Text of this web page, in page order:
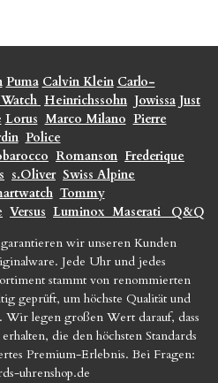
Puma Calvin Klein Carlo-
Heinrichssohn Jowissa Just
Lorus Marco Milano Pierre
Police
Romanson Frederique
s.Oliver Swiss Alpine
Tommy
Versus Luminox Maserati
Q&Q
wir unseren Kunden
Jede Uhr und jedes
stammt von renommierten
geprüft, um höchste Qualität und
Wir legen großen Wert darauf, dass
die den höchsten Standards
Premium-Erlebnis. Bei Fragen:
uhrenshop.de